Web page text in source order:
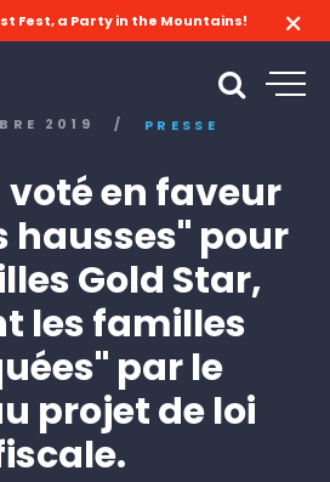
Fest, a Party in the Mountains!
2019 / PRESSE
voté en faveur
hausses" pour
Gold Star,
les familles
par le
projet de loi